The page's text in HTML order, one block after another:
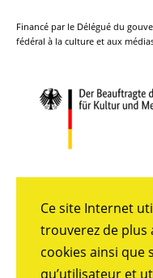
Ce site Internet
trouverez de plus
cookies ainsi que
qu’utilisateur et
Financé par le Délégué du
fédéral à la culture et aux